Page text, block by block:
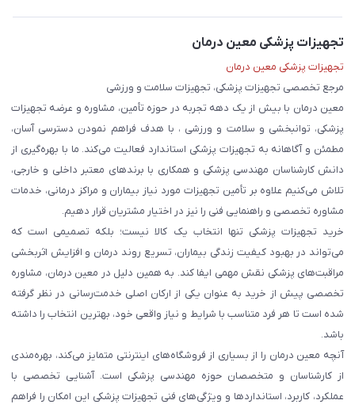
تجهیزات پزشکی معین درمان
تجهیزات پزشکی معین درمان
مرجع تخصصی تجهیزات پزشکی، تجهیزات سلامت و ورزشی
معین درمان با بیش از یک دهه تجربه در حوزه تأمین، مشاوره و عرضه تجهیزات
پزشکی، توانبخشی و سلامت و ورزشی ، با هدف فراهم نمودن دسترسی آسان،
مطمئن و آگاهانه به تجهیزات پزشکی استاندارد فعالیت می‌کند. ما با بهره‌گیری از
دانش کارشناسان مهندسی پزشکی و همکاری با برندهای معتبر داخلی و خارجی،
تلاش می‌کنیم علاوه بر تأمین تجهیزات مورد نیاز بیماران و مراکز درمانی، خدمات
مشاوره تخصصی و راهنمایی فنی را نیز در اختیار مشتریان قرار دهیم.
خرید تجهیزات پزشکی تنها انتخاب یک کالا نیست؛ بلکه تصمیمی است که
می‌تواند در بهبود کیفیت زندگی بیماران، تسریع روند درمان و افزایش اثربخشی
مراقبت‌های پزشکی نقش مهمی ایفا کند. به همین دلیل در معین درمان، مشاوره
تخصصی پیش از خرید به عنوان یکی از ارکان اصلی خدمت‌رسانی در نظر گرفته
شده است تا هر فرد متناسب با شرایط و نیاز واقعی خود، بهترین انتخاب را داشته
باشد.
آنچه معین درمان را از بسیاری از فروشگاه‌های اینترنتی متمایز می‌کند، بهره‌مندی
از کارشناسان و متخصصان حوزه مهندسی پزشکی است. آشنایی تخصصی با
عملکرد، کاربرد، استانداردها و ویژگی‌های فنی تجهیزات پزشکی این امکان را فراهم